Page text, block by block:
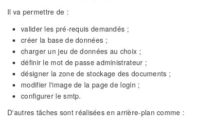
Il va permettre de :
valider les pré-requis demandés ;
créer la base de données ;
charger un jeu de données au choix ;
définir le mot de passe administrateur ;
désigner la zone de stockage des documents ;
modifier l'image de la page de login ;
configurer le smtp.
D'autres tâches sont réalisées en arrière-plan comme :